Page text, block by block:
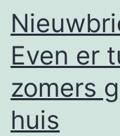
Algarve!
Even er
zomers
huis